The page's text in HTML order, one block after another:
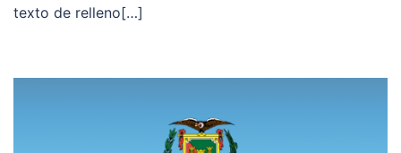
texto de relleno[…]